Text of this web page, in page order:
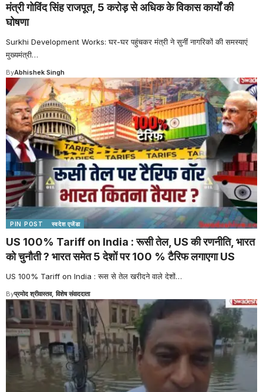
मंत्री गोविंद सिंह राजपूत, 5 करोड़ से अधिक के विकास कार्यों की
घोषणा
Surkhi Development Works: घर-घर पहुंचकर मंत्री ने सुनीं नागरिकों की समस्याएं
मुख्यमंत्री…
ByAbhishek Singh
PIN POST स्वदेश एजेंडा
US 100% Tariff on India : रूसी तेल, US की रणनीति, भारत
को चुनौती ? भारत समेत 5 देशों पर 100 % टैरिफ लगाएगा US
US 100% Tariff on India : रूस से तेल खरीदने वाले देशों…
Byप्रमोद श्रीवास्तव, विशेष संवाददाता